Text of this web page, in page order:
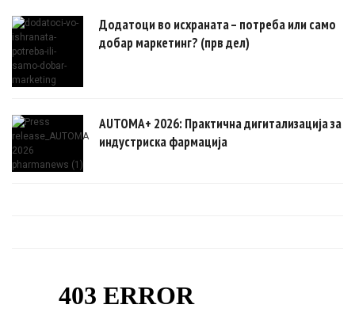
Додатоци во исхраната – потреба или само
добар маркетинг? (прв дел)
AUTOMA+ 2026: Практична дигитализација за
индустриска фармација